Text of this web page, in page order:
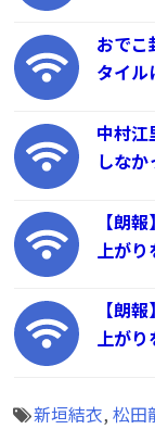
おでこ
タイル
中村
しな
【朗
上が
【朗
上がり
新垣結衣, 松田